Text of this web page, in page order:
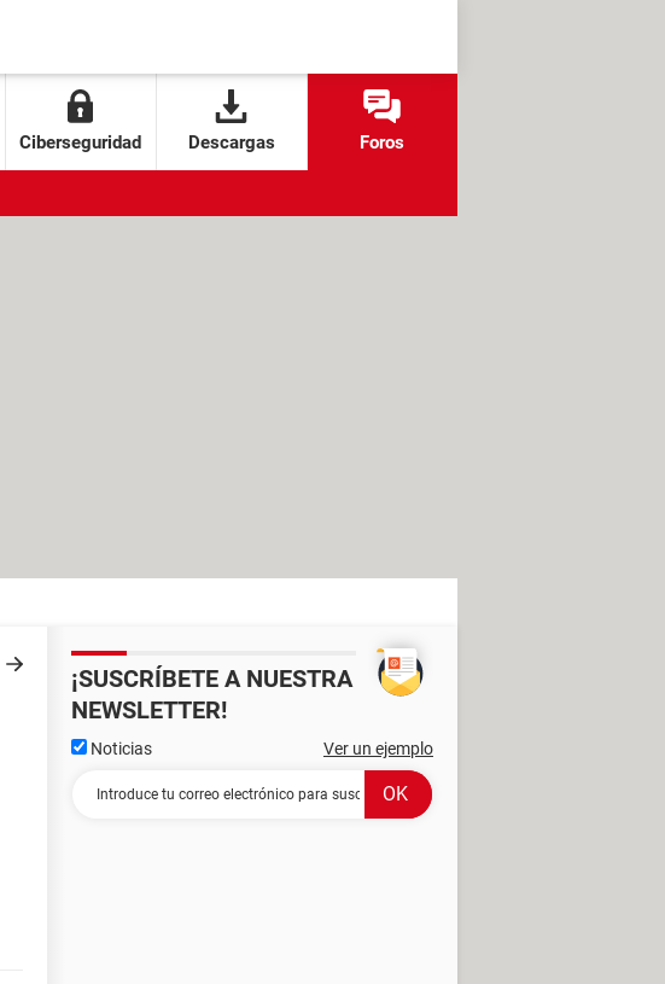
Ciberseguridad Descargas Foros
¡SUSCRÍBETE A NUESTRA
NEWSLETTER!
Noticias Ver un ejemplo